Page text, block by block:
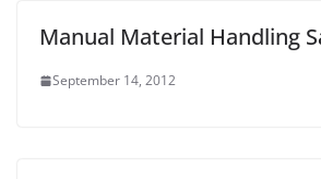
Manual Material Handling
September 14, 2012